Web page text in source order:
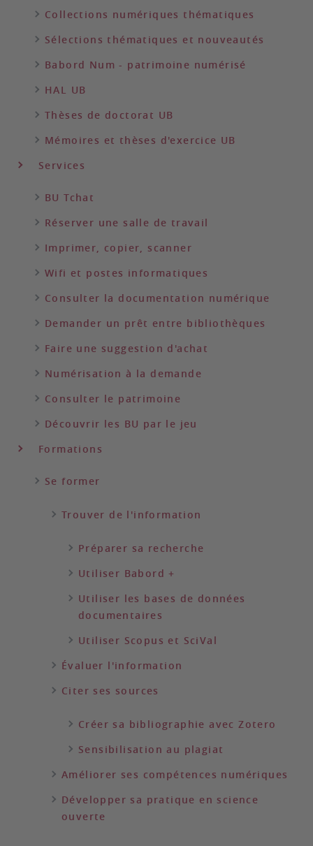
Collections numériques thématiques
Sélections thématiques et nouveautés
Babord Num - patrimoine numérisé
HAL UB
Thèses de doctorat UB
Mémoires et thèses d'exercice UB
Services
BU Tchat
Réserver une salle de travail
Imprimer, copier, scanner
Wifi et postes informatiques
Consulter la documentation numérique
Demander un prêt entre bibliothèques
Faire une suggestion d'achat
Numérisation à la demande
Consulter le patrimoine
Découvrir les BU par le jeu
Formations
Se former
Trouver de l'information
Préparer sa recherche
Utiliser Babord +
Utiliser les bases de données
documentaires
Utiliser Scopus et SciVal
Évaluer l'information
Citer ses sources
Créer sa bibliographie avec Zotero
Sensibilisation au plagiat
Améliorer ses compétences numériques
Développer sa pratique en science
ouverte